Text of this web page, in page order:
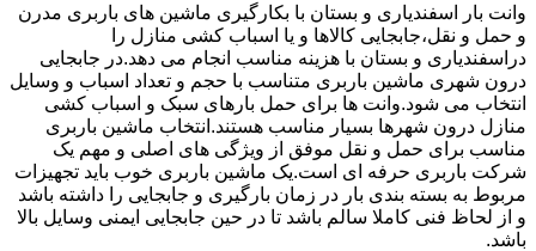
وانت بار اسفندیاری و بستان با بکارگیری ماشین های باربری مدرن
و حمل و نقل،جابجایی کالاها و یا اسباب کشی منازل را
دراسفندیاری و بستان با هزینه مناسب انجام می دهد.در جابجایی
درون شهری ماشین باربری متناسب با حجم و تعداد اسباب و وسایل
انتخاب می شود.وانت ها برای حمل بارهای سبک و اسباب کشی
منازل درون شهرها بسیار مناسب هستند.انتخاب ماشین باربری
مناسب برای حمل و نقل موفق از ویژگی های اصلی و مهم یک
شرکت باربری حرفه ای است.یک ماشین باربری خوب باید تجهیزات
مربوط به بسته بندی بار در زمان بارگیری و جابجایی را داشته باشد
و از لحاظ فنی کاملا سالم باشد تا در حین جابجایی ایمنی وسایل بالا
باشد.